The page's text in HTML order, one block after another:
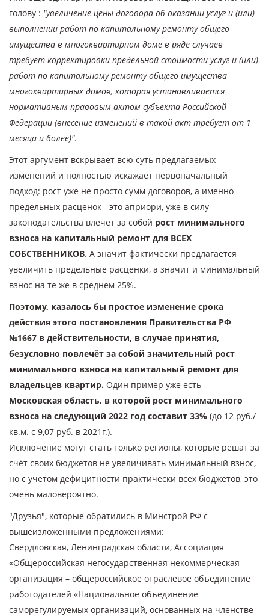
голову : "увеличение цены договора об оказании услуг и (или)
выполнении работ по капитальному ремонту общего
имущества в многоквартирном доме в ряде случаев
требует корректировки предельной стоимости услуг и (или)
работ по капитальному ремонту общего имущества
многоквартирных домов, которая устанавливается
нормативным правовым актом субъекта Российской
Федерации (внесение изменений в такой акт требует от 1
месяца и более)".
Этот аргумент вскрывает всю суть предлагаемых
изменений и полностью искажает первоначальный
подход: рост уже не просто сумм договоров, а именно
предельных расценок - это априори, уже в силу
законодательства влечёт за собой рост минимального
взноса на капитальный ремонт для ВСЕХ
СОБСТВЕННИКОВ. А значит фактически предлагается
увеличить предельные расценки, а значит и минимальный
взнос на те же в среднем 25%.
Поэтому, казалось бы простое изменение срока
действия этого постановления Правительства РФ
№1667 в действительности, в случае принятия,
безусловно повлечёт за собой значительный рост
минимального взноса на капитальный ремонт для
владельцев квартир. Один пример уже есть -
Московская область, в которой рост минимального
взноса на следующий 2022 год составит 33% (до 12 руб./
кв.м. с 9,07 руб. в 2021г.).
Исключение могут стать только регионы, которые решат за
счёт своих бюджетов не увеличивать минимальный взнос,
но с учетом дефицитности практически всех бюджетов, это
очень маловероятно.
"Друзья", которые обратились в Минстрой РФ с
вышеизложенными предложениями:
Свердловская, Ленинградская области, Ассоциация
«Общероссийская негосударственная некоммерческая
организация – общероссийское отраслевое объединение
работодателей «Национальное объединение
саморегулируемых организаций, основанных на членстве